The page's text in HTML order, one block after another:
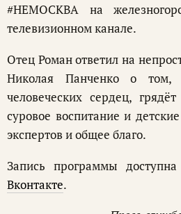
#НЕМОСКВА на
телевизионном канале.
Отец Роман ответил на
Николая Панченко о том,
человеческих сердец,
суровое воспитание и
экспертов и общее благо.
Запись программы
Вконтакте.